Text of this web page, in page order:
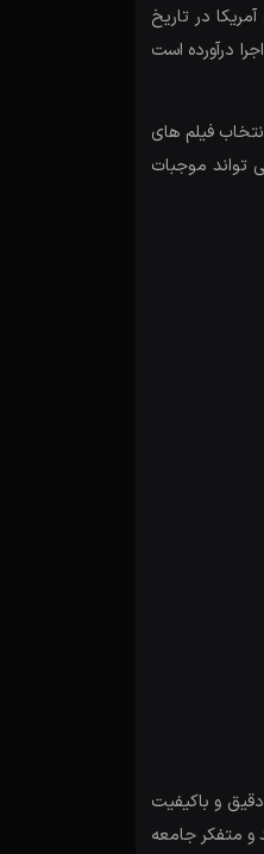
در تاریخ
درآورده است
فیلم های
تواند موجبات
و باکیفیت
و متفکر جامعه